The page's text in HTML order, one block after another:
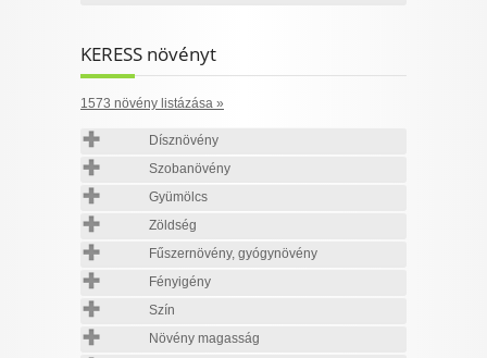
KERESS növényt
1573 növény listázása »
Dísznövény
Szobanövény
Gyümölcs
Zöldség
Fűszernövény, gyógynövény
Fényigény
Szín
Növény magasság